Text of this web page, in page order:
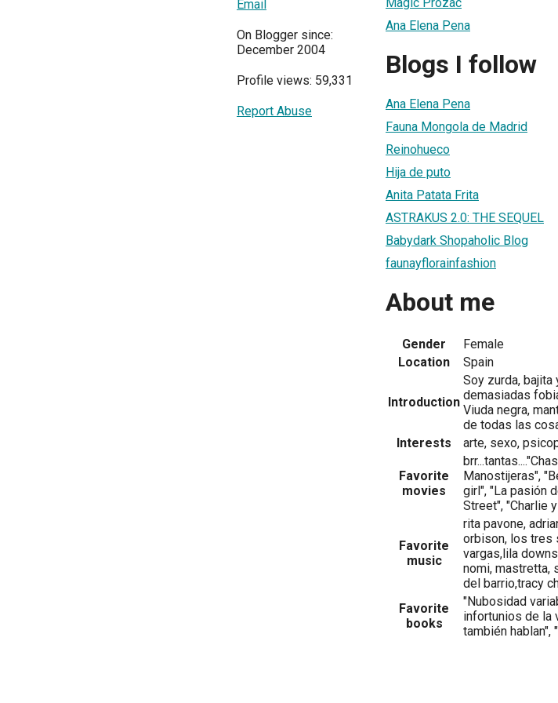
Email
On Blogger since:
December 2004
Profile views: 59,331
Report Abuse
Ana Elena Pena
Blogs I follow
Ana Elena Pena
Fauna Mongola de Madrid
Reinohueco
Hija de puto
Anita Patata Frita
ASTRAKUS 2.0: THE SEQUEL
Babydark Shopaholic Blog
faunayflorainfashion
About me
Gender
Female
Location
Spain
Introduction
Soy zurda, bajita
demasiadas
Viuda negra,
de todas las
Interests
arte, sexo,
Favorite
movies
Manostijeras",
girl", "La pasión
Street", "Charlie
Favorite
music
rita pavone,
orbison, los tres
vargas,lila
nomi, mastretta,
del barrio,tracy
Favorite
books
"Nubosidad
infortunios de la
también hablan",